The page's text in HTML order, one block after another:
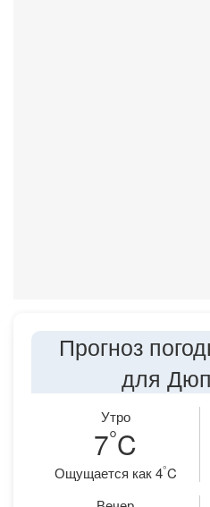
Прогноз
для
Утро
7°C
Ощущается как 4°C